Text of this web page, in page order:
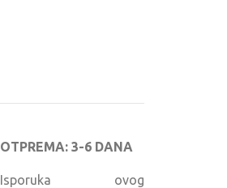
OTPREMA: 3-6 DANA
Isporuka ovog